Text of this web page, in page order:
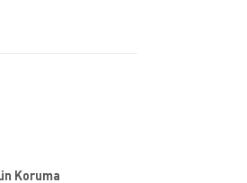
Koruma